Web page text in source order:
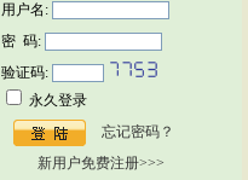
用户名:
密 码:
验证码:
永久登录
忘记密码？
新用户免费注册>>>